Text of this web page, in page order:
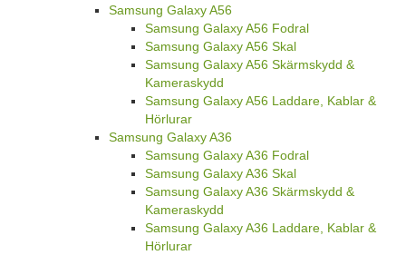
Samsung Galaxy A56
Samsung Galaxy A56 Fodral
Samsung Galaxy A56 Skal
Samsung Galaxy A56 Skärmskydd &
Kameraskydd
Samsung Galaxy A56 Laddare, Kablar &
Hörlurar
Samsung Galaxy A36
Samsung Galaxy A36 Fodral
Samsung Galaxy A36 Skal
Samsung Galaxy A36 Skärmskydd &
Kameraskydd
Samsung Galaxy A36 Laddare, Kablar &
Hörlurar